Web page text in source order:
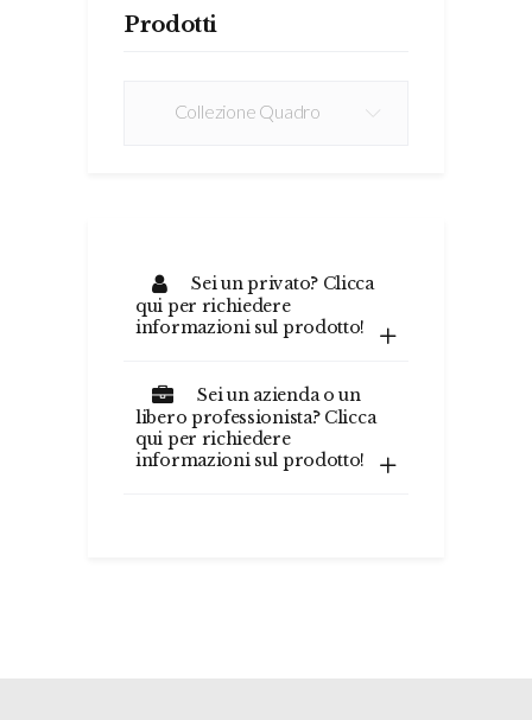
Prodotti
Collezione Quadro
Sei un privato? Clicca
qui per richiedere
informazioni sul prodotto!
Sei un azienda o un
libero professionista? Clicca
qui per richiedere
informazioni sul prodotto!